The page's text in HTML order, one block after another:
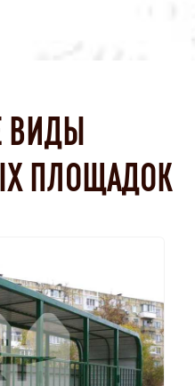
ВИДЫ
ПЛОЩАДОК